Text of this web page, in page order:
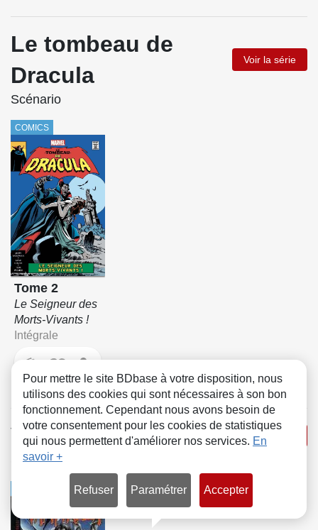
Le tombeau de
Dracula
Voir la série
Scénario
COMICS
Tome 2
Le Seigneur des
Morts-Vivants !
Intégrale
Vampirella(Soleil) Voir la série
Scénario
Pour mettre le site BDbase à votre disposition, nous
utilisons des cookies qui sont nécessaires à son bon
fonctionnement. Cependant nous avons besoin de
votre consentement pour les cookies de statistiques
qui nous permettent d'améliorer nos services. En
savoir +
Refuser Paramétrer Accepter